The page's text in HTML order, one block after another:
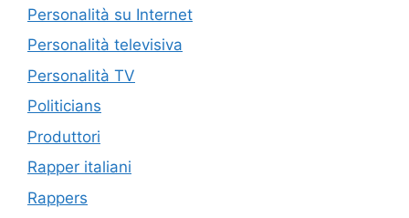
Personalità su Internet
Personalità televisiva
Personalità TV
Politicians
Produttori
Rapper italiani
Rappers